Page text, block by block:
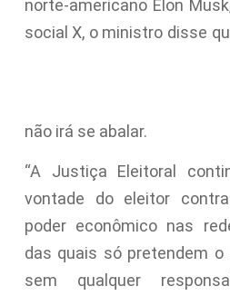
norte-americano Elon
social X, o ministro disse
não irá se abalar.
“A Justiça Eleitoral
vontade do eleitor
poder econômico nas
das quais só pretendem
sem qualquer